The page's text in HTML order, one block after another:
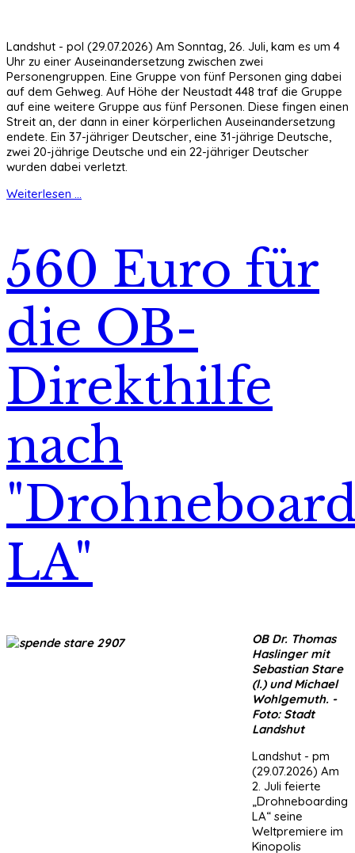
Landshut - pol (29.07.2026) Am Sonntag, 26. Juli, kam es um 4
Uhr zu einer Auseinandersetzung zwischen zwei
Personengruppen. Eine Gruppe von fünf Personen ging dabei
auf dem Gehweg. Auf Höhe der Neustadt 448 traf die Gruppe
auf eine weitere Gruppe aus fünf Personen. Diese fingen einen
Streit an, der dann in einer körperlichen Auseinandersetzung
endete. Ein 37-jähriger Deutscher, eine 31-jährige Deutsche,
zwei 20-jährige Deutsche und ein 22-jähriger Deutscher
wurden dabei verletzt.
Weiterlesen ...
560 Euro für
die OB-
Direkthilfe
nach
LA"
OB Dr. Thomas
Haslinger mit
Sebastian Stare
(l.) und Michael
Wohlgemuth. -
Foto: Stadt
Landshut
Landshut - pm
(29.07.2026) Am
2. Juli feierte
„Drohneboarding
LA“ seine
Weltpremiere im
Kinopolis